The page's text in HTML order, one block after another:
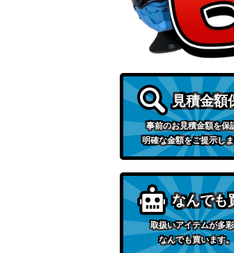
膨大なトリオン量 雨取
吉田 一美【SS/WE41-
ライバルで仲間 鐘 嵐珠
チェンジオブペース 宮
“おっきなステージ”宇
見積金額
事前のお見積金額を保
明確な金額をご提示しま
なんでも
取扱いアイテムが多
なんでも買います。